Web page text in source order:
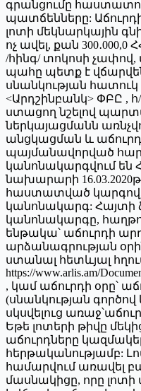
գրանցումը
պատճենները:
լոտի մեկնարկային
ոչ ավել, քան
/հինգ/ տոկոսի
պահը պետք է
սնանկության հատուկ
<Արդշինբանկ> ՓԲԸ , հ/հ
ստացող նշելով
ներկայացմանն
անցկացման և
պայմանավորված
կանոնակարգվում
նախարարի
հաստատված կարգով,
կանոնակարգ: Հայտի
կանոնակարգը,
ենթակա՝ աճուրդի
արձանագրության
ստանալ հետևյալ
https://www.arlis.am/
, կամ աճուրդի օրը՝
(սնանկության
սկսվելուց
Եթե լոտերի թիվը
աճուրդները
հերթականությամբ:
համարվում առավել
մասնակիցը, որը